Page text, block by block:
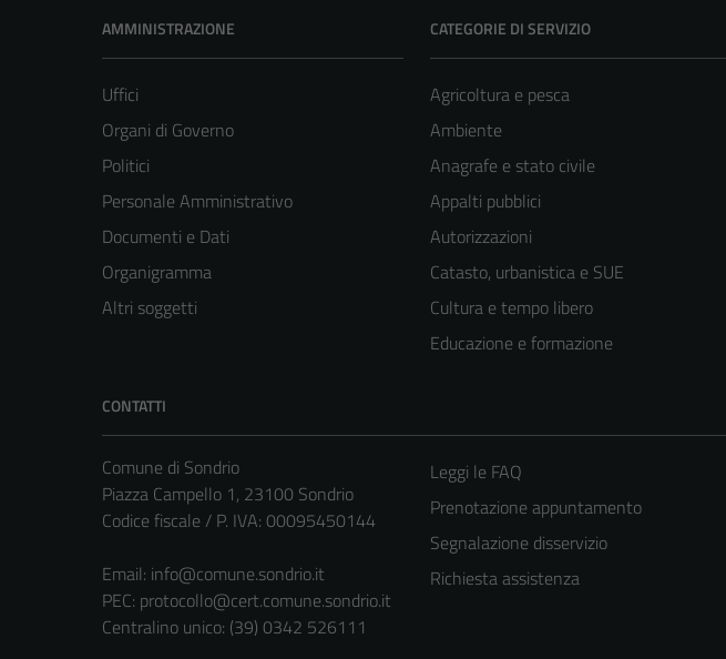
AMMINISTRAZIONE
Uffici
Organi di Governo
Politici
Personale Amministrativo
Documenti e Dati
Organigramma
Altri soggetti
CATEGORIE DI SERVIZIO
Agricoltura e pesca
Ambiente
Anagrafe e stato civile
Appalti pubblici
Autorizzazioni
Catasto, urbanistica e SUE
Cultura e tempo libero
Educazione e formazione
CONTATTI
Comune di Sondrio
Piazza Campello 1, 23100 Sondrio
Codice fiscale / P. IVA: 00095450144
Email: info@comune.sondrio.it
PEC: protocollo@cert.comune.sondrio.it
Centralino unico: (39) 0342 526111
Leggi le FAQ
Prenotazione appuntamento
Segnalazione disservizio
Richiesta assistenza